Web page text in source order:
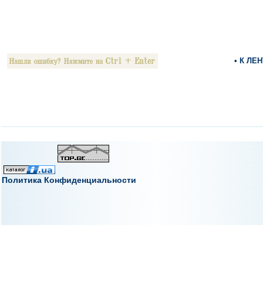
• К
Политика Конфиденциальности